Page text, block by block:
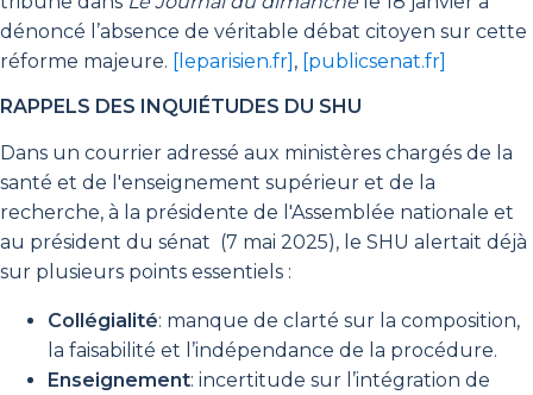
dénoncé l’absence de véritable débat citoyen sur cette
réforme majeure. [leparisien.fr] , [publicsenat.fr]
RAPPELS DES INQUIÉTUDES DU SHU
Dans un courrier adressé aux ministères chargés de la
santé et de l'enseignement supérieur et de la
recherche, à la présidente de l'Assemblée nationale et
au président du sénat (7 mai 2025), le SHU alertait déjà
sur plusieurs points essentiels :
Collégialité: manque de clarté sur la composition,
la faisabilité et l’indépendance de la procédure.
Enseignement: incertitude sur l’intégration de